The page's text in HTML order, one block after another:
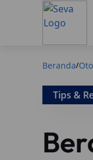
Beranda/
Tips &